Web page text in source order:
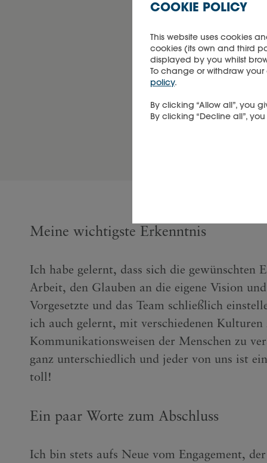
Meine wichtigste Erkenntnis
Ich habe gelernt, dass sich die gewünschten
Arbeit, den Glauben an die eigene Vision
Vorgesetzte und das Team schließlich
ich auch gelernt, mit verschiedenen
Kommunikationsweisen der Menschen zu
ganz unterschiedlich und jeder von uns ist
toll!
Ein paar Worte zum Abschluss
Ich bin stets aufs Neue vom Engagement,
COOKIE POLICY
This website uses cookies
cookies (its own and third
displayed by you whilst
To change or withdraw
policy.
By clicking “Allow all”, you
By clicking “Decline all”,